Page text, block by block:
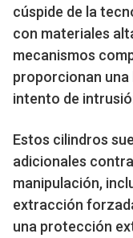
cúspide de la
con materiales
mecanismos
proporcionan
intento de
Estos cilindros
adicionales
manipulación,
extracción
una protección